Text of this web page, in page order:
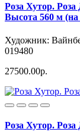
Роза Хутор.
Высота 560 м
Художник:
019480
27500.00р.
Роза Хутор.